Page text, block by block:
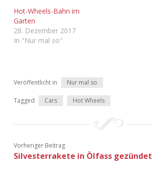
Adventskalender 2023
Hot-Wheels-Bahn im
Garten
28. Dezember 2017
In "Nur mal so"
Veröffentlicht in Nur mal so
Tagged Cars Hot Wheels
Vorheriger Beitrag
Silvesterrakete in Ölfass gezündet